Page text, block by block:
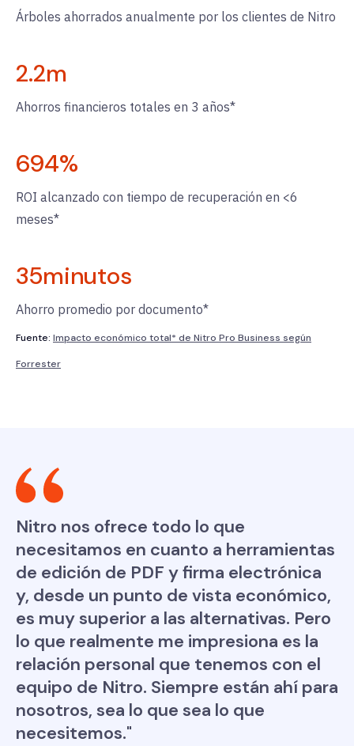
Árboles ahorrados anualmente por los clientes de Nitro
2.2m
Ahorros financieros totales en 3 años*
694%
ROI alcanzado con tiempo de recuperación en <6
meses*
35minutos
Ahorro promedio por documento*
Fuente: Impacto económico total* de Nitro Pro Business según
Forrester
Nitro nos ofrece todo lo que
necesitamos en cuanto a herramientas
de edición de PDF y firma electrónica
y, desde un punto de vista económico,
es muy superior a las alternativas. Pero
lo que realmente me impresiona es la
relación personal que tenemos con el
equipo de Nitro. Siempre están ahí para
nosotros, sea lo que sea lo que
necesitemos."